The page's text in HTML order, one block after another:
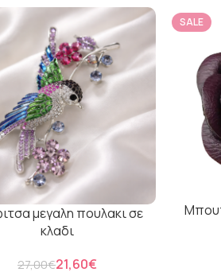
μεγαλη πουλακι σε
κλαδι
27,00€21,60€
SALE